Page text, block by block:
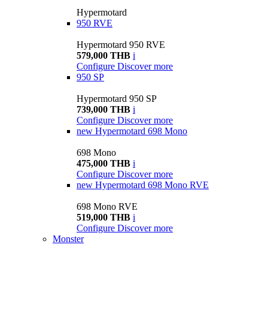
Hypermotard
950 RVE
Hypermotard 950 RVE
579,000 THB i
Configure Discover more
950 SP
Hypermotard 950 SP
739,000 THB i
Configure Discover more
new Hypermotard 698 Mono
698 Mono
475,000 THB i
Configure Discover more
new Hypermotard 698 Mono RVE
698 Mono RVE
519,000 THB i
Configure Discover more
Monster